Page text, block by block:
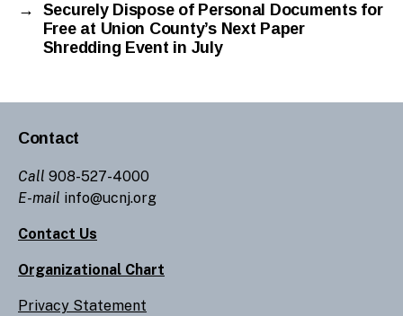
→
Securely Dispose of Personal Documents for
Free at Union County’s Next Paper
Shredding Event in July
Contact
Call 908-527-4000
E-mail info@ucnj.org
Contact Us
Organizational Chart
Privacy Statement